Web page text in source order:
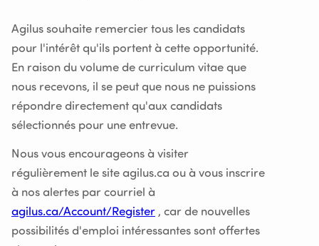
Agilus souhaite remercier tous les candidats
pour l'intérêt qu'ils portent à cette opportunité.
En raison du volume de curriculum vitae que
nous recevons, il se peut que nous ne puissions
répondre directement qu'aux candidats
sélectionnés pour une entrevue.
Nous vous encourageons à visiter
régulièrement le site agilus.ca ou à vous inscrire
à nos alertes par courriel à
agilus.ca/Account/Register , car de nouvelles
possibilités d'emploi intéressantes sont offertes